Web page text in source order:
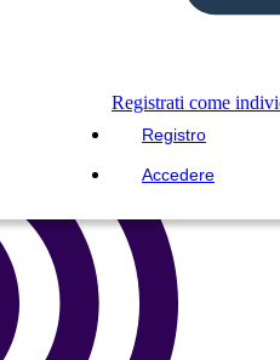
Registrati come
Registro
Accedere